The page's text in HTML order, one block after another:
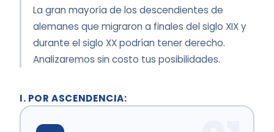
La gran mayoría de los descendientes de
alemanes que migraron a finales del siglo XIX y
durante el siglo XX podrían tener derecho.
Analizaremos sin costo tus posibilidades.
I. POR ASCENDENCIA: